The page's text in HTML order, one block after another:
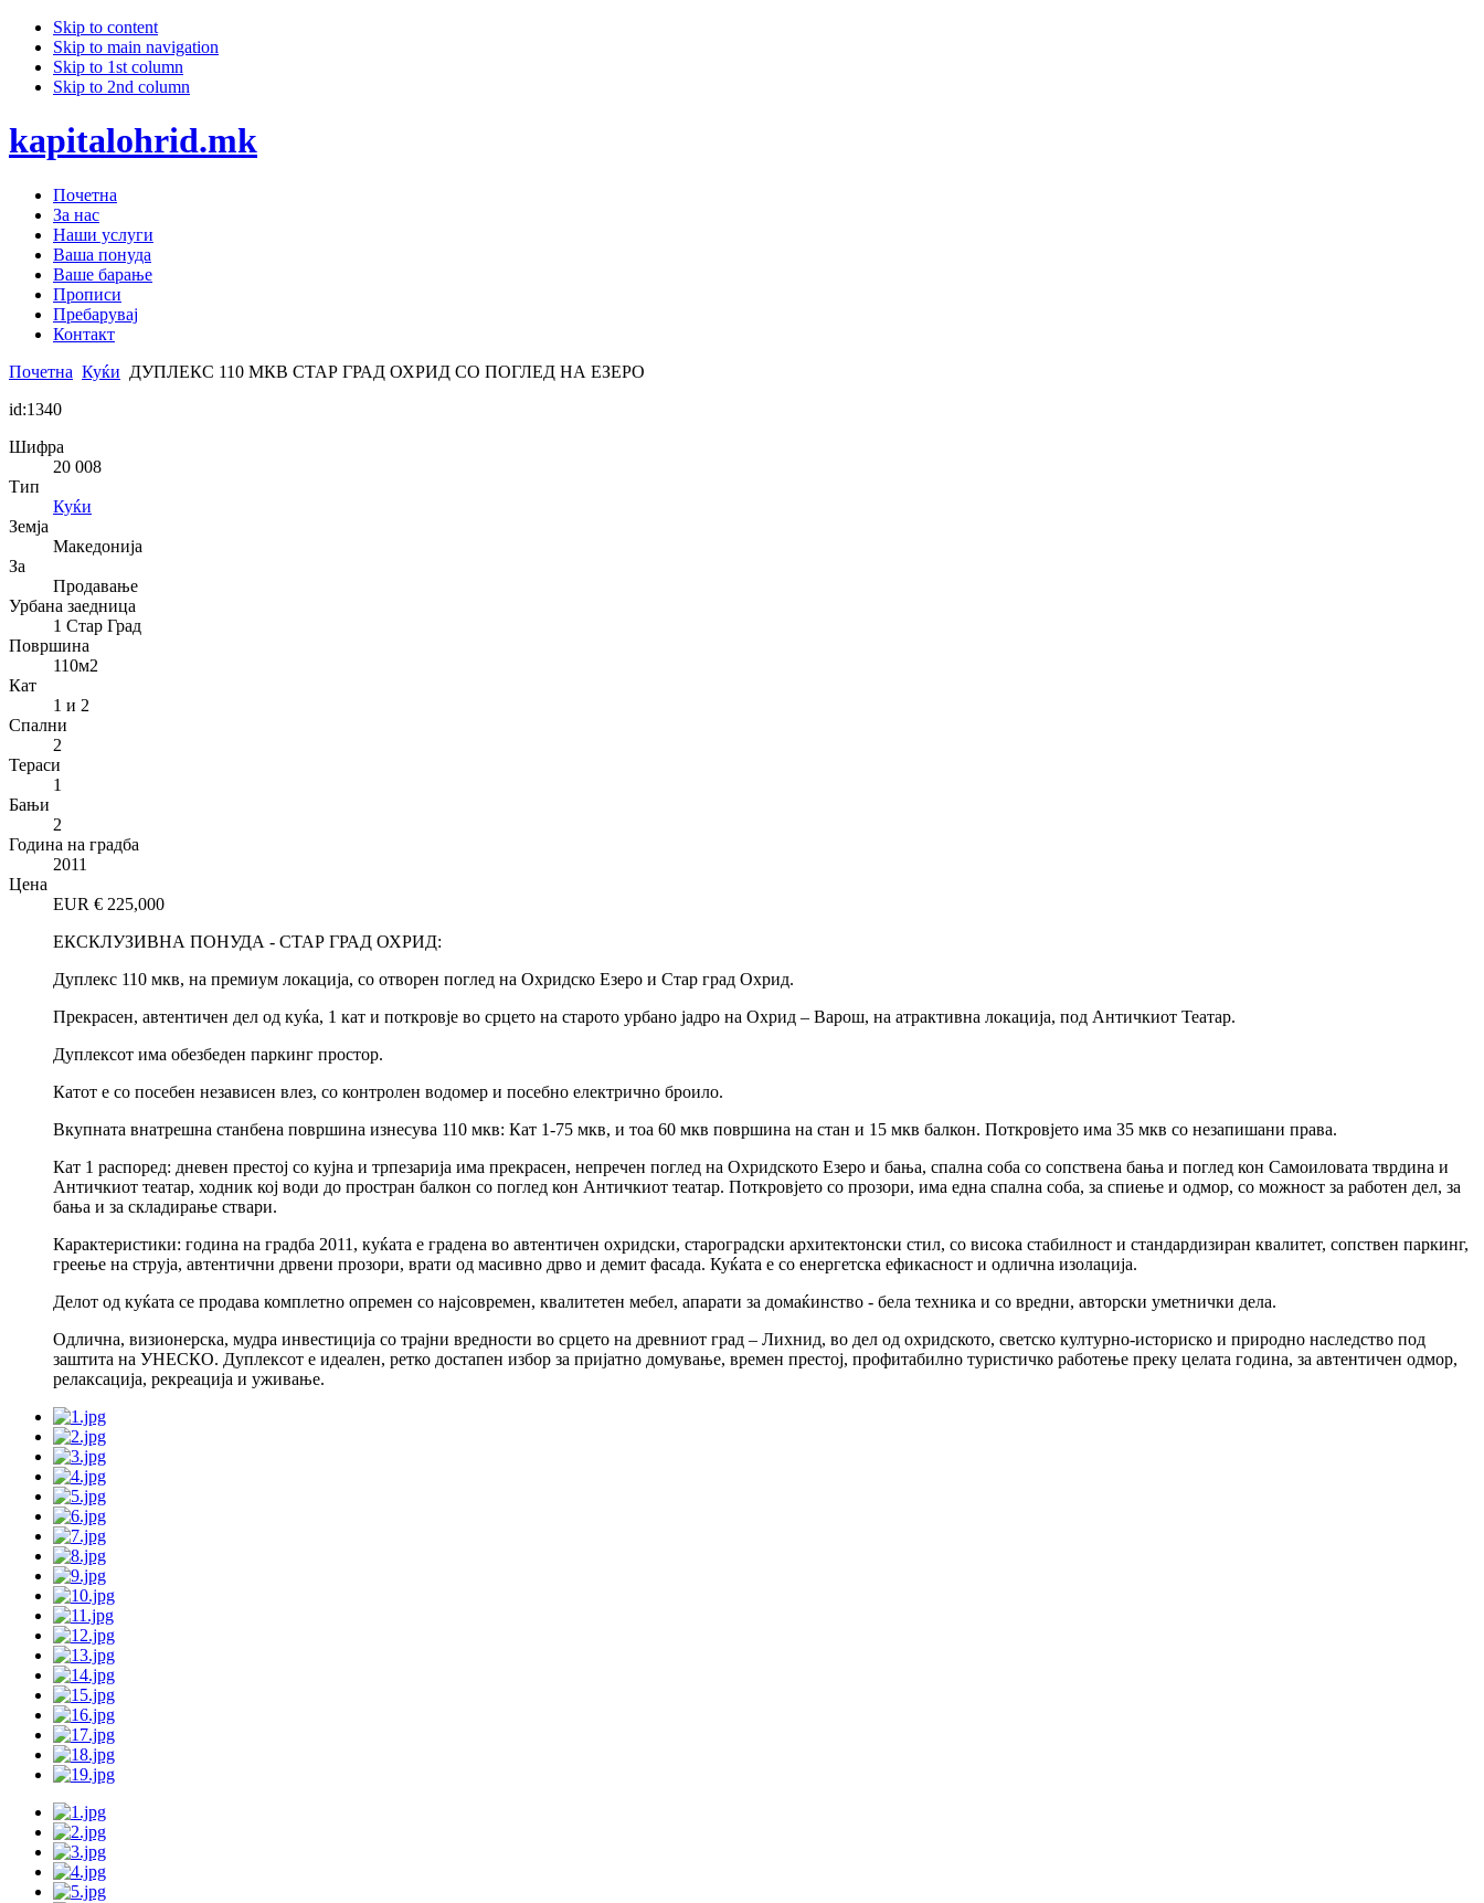
Skip to content
Skip to main navigation
Skip to 1st column
Skip to 2nd column
kapitalohrid.mk
Почетна
За нас
Наши услуги
Ваша понуда
Ваше барање
Прописи
Пребарувај
Контакт
Почетна Куќи ДУПЛЕКС 110 МКВ СТАР ГРАД ОХРИД СО ПОГЛЕД НА ЕЗЕРО
id:1340
Шифра
20 008
Тип
Куќи
Земја
Македонија
За
Продавање
Урбана заедница
1 Стар Град
Површина
110м2
Кат
1 и 2
Спални
2
Тераси
1
Бањи
2
Година на градба
2011
Цена
EUR € 225,000
ЕКСКЛУЗИВНА ПОНУДА - СТАР ГРАД ОХРИД:
Дуплекс 110 мкв, на премиум локација, со отворен поглед на Охридско Езеро и Стар град Охрид.
Прекрасен, автентичен дел од куќа, 1 кат и поткровје во срцето на старото урбано јадро на Охрид – Варош, на атрактивна локација, под Античкиот Театар.
Дуплексот има обезбеден паркинг простор.
Катот е со посебен независен влез, со контролен водомер и посебно електрично броило.
Вкупната внатрешна станбена површина изнесува 110 мкв: Кат 1-75 мкв, и тоа 60 мкв површина на стан и 15 мкв балкон. Поткровјето има 35 мкв со незапишани права.
Кат 1 распоред: дневен престој со кујна и трпезарија има прекрасен, непречен поглед на Охридското Езеро и бања, спална соба со сопствена бања и поглед кон Самоиловата тврдина и
Античкиот театар, ходник кој води до простран балкон со поглед кон Античкиот театар. Поткровјето со прозори, има една спална соба, за спиење и одмор, со можност за работен дел, за
бања и за складирање ствари.
Карактеристики: година на градба 2011, куќата е градена во автентичен охридски, староградски архитектонски стил, со висока стабилност и стандардизиран квалитет, сопствен паркинг,
греење на струја, автентични дрвени прозори, врати од масивно дрво и демит фасада. Куќата е со енергетска ефикасност и одлична изолација.
Делот од куќата се продава комплетно опремен со најсовремен, квалитетен мебел, апарати за домаќинство - бела техника и со вредни, авторски уметнички дела.
Одлична, визионерска, мудра инвестиција со трајни вредности во срцето на древниот град – Лихнид, во дел од охридското, светско културно-историско и природно наследство под
заштита на УНЕСКО. Дуплексот е идеален, ретко достапен избор за пријатно домување, времен престој, профитабилно туристичко работење преку целата година, за автентичен одмор,
релаксација, рекреација и уживање.